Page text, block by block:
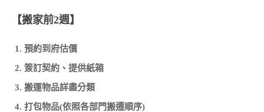
【搬家前2週】
預約到府估價
簽訂契約、提供紙箱
搬運物品詳盡分類
打包物品(依照各部門搬遷順序)